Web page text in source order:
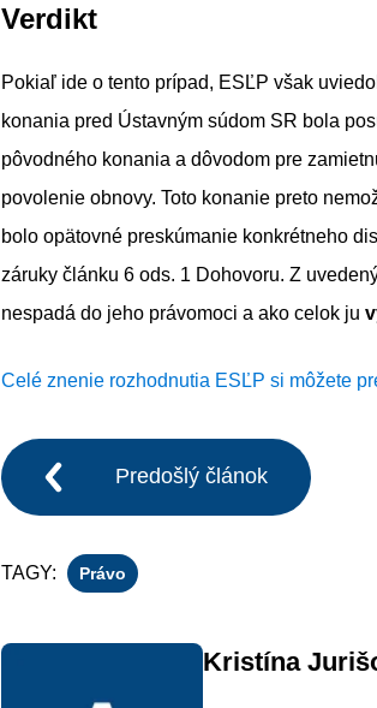
Verdikt
Pokiaľ ide o tento prípad, ESĽP však
konania pred Ústavným súdom SR bola
pôvodného konania a dôvodom pre
povolenie obnovy. Toto konanie preto
bolo opätovné preskúmanie konkrétneho
záruky článku 6 ods. 1 Dohovoru. Z
nespadá do jeho právomoci a ako celok ju
Celé znenie rozhodnutia ESĽP si môžete
Predošlý článok
TAGY: Právo
Kristína